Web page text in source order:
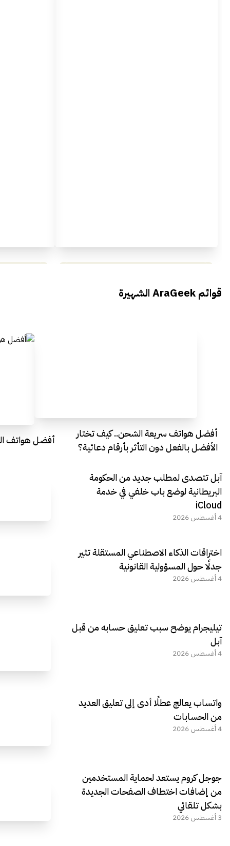
Everything Egypt
قوائم AraGeek الشهيرة
أفضل هواتف سريعة الشحن.. كيف تختار
الأفضل بالفعل دون التأثر بأرقام دعائية؟
أفضل هواتف
آبل تتصدى لمطلب جديد من الحكومة
البريطانية لوضع باب خلفي في خدمة
iCloud
4 أغسطس 2026
اختراقات الذكاء الاصطناعي المستقلة تثير
جدلًا حول المسؤولية القانونية
4 أغسطس 2026
تيليجرام يوضح سبب تعليق حسابه من قبل
آبل
4 أغسطس 2026
واتساب يعالج عطلًا أدى إلى تعليق العديد
من الحسابات
4 أغسطس 2026
جوجل كروم يستعد لحماية المستخدمين
من إضافات اختطاف الصفحات الجديدة
بشكل تلقائي
3 أغسطس 2026